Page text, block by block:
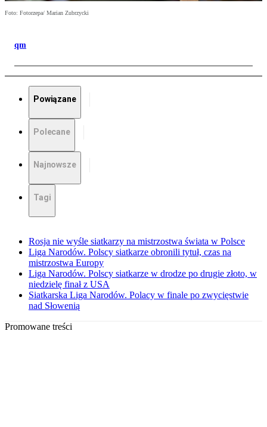
Foto: Fotorzepa/ Marian Zubrzycki
qm
Powiązane
Polecane
Najnowsze
Tagi
Rosja nie wyśle siatkarzy na mistrzostwa świata w Polsce
Liga Narodów. Polscy siatkarze obronili tytuł, czas na
mistrzostwa Europy
Liga Narodów. Polscy siatkarze w drodze po drugie złoto, w
niedzielę finał z USA
Siatkarska Liga Narodów. Polacy w finale po zwycięstwie
nad Słowenią
Promowane treści